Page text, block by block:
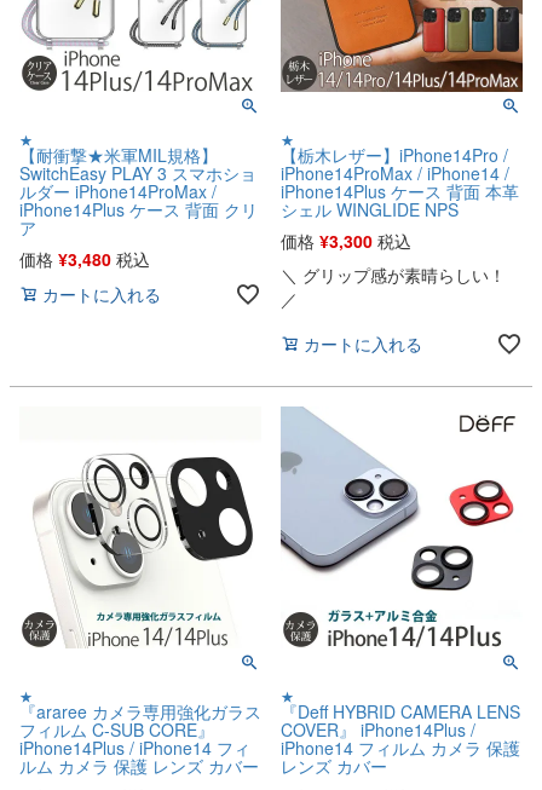
★
【耐衝撃★米軍MIL規格】
SwitchEasy PLAY 3 スマホショ
ルダー iPhone14ProMax /
iPhone14Plus ケース 背面 クリ
ア
価格 ¥3,480 税込
カートに入れる
★
【栃木レザー】iPhone14Pro /
iPhone14ProMax / iPhone14 /
iPhone14Plus ケース 背面 本革
シェル WINGLIDE NPS
価格 ¥3,300 税込
＼ グリップ感が素晴らしい！
／
カートに入れる
★
『araree カメラ専用強化ガラス
フィルム C-SUB CORE』
iPhone14Plus / iPhone14 フィ
ルム カメラ 保護 レンズ カバー
★
『Deff HYBRID CAMERA LENS
COVER』 iPhone14Plus /
iPhone14 フィルム カメラ 保護
レンズ カバー